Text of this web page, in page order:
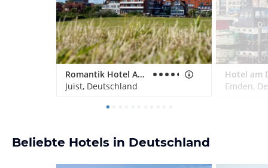
Romantik Hotel Achterdiek
Juist, Deutschland
Hotel am
Emden,
Beliebte Hotels in Deutschland